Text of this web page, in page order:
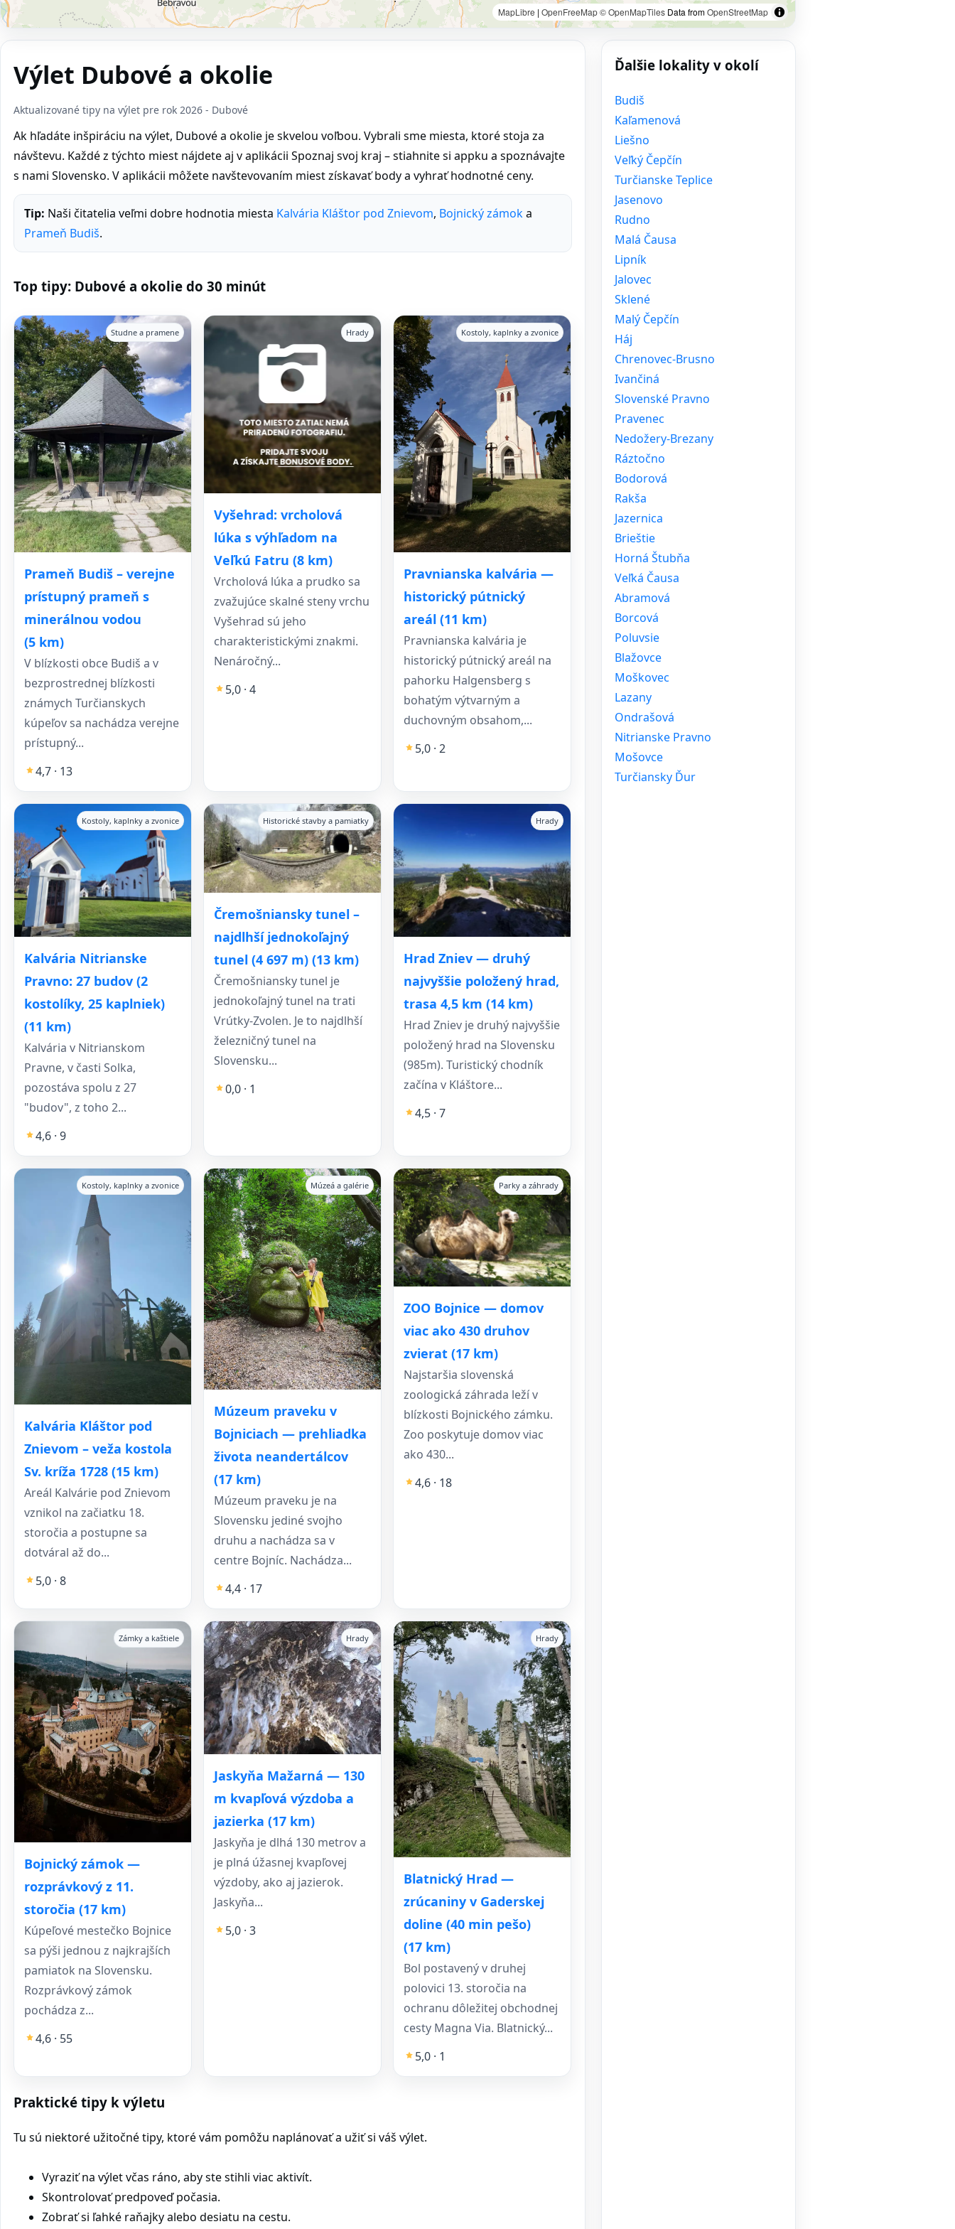
MapLibre | OpenFreeMap© OpenMapTiles Data fromOpenStreetMap
Výlet Dubové a okolie
Aktualizované tipy na výlet pre rok 2026 - Dubové
Ak hľadáte inšpiráciu na výlet, Dubové a okolie je skvelou voľbou. Vybrali sme miesta, ktoré stoja za
návštevu. Každé z týchto miest nájdete aj v aplikácii Spoznaj svoj kraj – stiahnite si appku a spoznávajte
s nami Slovensko. V aplikácii môžete navštevovaním miest získavať body a vyhrať hodnotné ceny.
Tip: Naši čitatelia veľmi dobre hodnotia miesta Kalvária Kláštor pod Znievom, Bojnický zámoka
Prameň Budiš.
Top tipy: Dubové a okolie do 30 minút
Prameň Budiš – verejne
prístupný prameň s
minerálnou vodou
(5 km)
Studne a pramene
V blízkosti obce Budiš a v
bezprostrednej blízkosti
známych Turčianskych
kúpeľov sa nachádza verejne
prístupný...
4,7 · 13
Vyšehrad: vrcholová
lúka s výhľadom na
Veľkú Fatru (8 km)
Hrady
Vrcholová lúka a prudko sa
zvažujúce skalné steny vrchu
Vyšehrad sú jeho
charakteristickými znakmi.
Nenáročný...
5,0 · 4
Pravnianska kalvária —
historický pútnický
areál (11 km)
Kostoly, kaplnky a zvonice
Pravnianska kalvária je
historický pútnický areál na
pahorku Halgensberg s
bohatým výtvarným a
duchovným obsahom,...
5,0 · 2
Kalvária Nitrianske
Pravno: 27 budov (2
kostolíky, 25 kaplniek)
(11 km)
Kostoly, kaplnky a zvonice
Kalvária v Nitrianskom
Pravne, v časti Solka,
pozostáva spolu z 27
"budov", z toho 2...
4,6 · 9
Čremošniansky tunel –
najdlhší jednokoľajný
tunel (4 697 m) (13 km)
Historické stavby a pamiatky
Čremošniansky tunel je
jednokoľajný tunel na trati
Vrútky-Zvolen. Je to najdlhší
železničný tunel na
Slovensku...
0,0 · 1
Hrad Zniev — druhý
najvyššie položený hrad,
trasa 4,5 km (14 km)
Hrady
Hrad Zniev je druhý najvyššie
položený hrad na Slovensku
(985m). Turistický chodník
začína v Kláštore...
4,5 · 7
Kalvária Kláštor pod
Znievom – veža kostola
Sv. kríža 1728 (15 km)
Kostoly, kaplnky a zvonice
Areál Kalvárie pod Znievom
vznikol na začiatku 18.
storočia a postupne sa
dotváral až do...
5,0 · 8
Múzeum praveku v
Bojniciach — prehliadka
života neandertálcov
(17 km)
Múzeá a galérie
Múzeum praveku je na
Slovensku jediné svojho
druhu a nachádza sa v
centre Bojníc. Nachádza...
4,4 · 17
ZOO Bojnice — domov
viac ako 430 druhov
zvierat (17 km)
Parky a záhrady
Najstaršia slovenská
zoologická záhrada leží v
blízkosti Bojnického zámku.
Zoo poskytuje domov viac
ako 430...
4,6 · 18
Bojnický zámok —
rozprávkový z 11.
storočia (17 km)
Zámky a kaštiele
Kúpeľové mestečko Bojnice
sa pýši jednou z najkrajších
pamiatok na Slovensku.
Rozprávkový zámok
pochádza z...
4,6 · 55
Jaskyňa Mažarná — 130
m kvapľová výzdoba a
jazierka (17 km)
Hrady
Jaskyňa je dlhá 130 metrov a
je plná úžasnej kvapľovej
výzdoby, ako aj jazierok.
Jaskyňa...
5,0 · 3
Blatnický Hrad —
zrúcaniny v Gaderskej
doline (40 min pešo)
(17 km)
Hrady
Bol postavený v druhej
polovici 13. storočia na
ochranu dôležitej obchodnej
cesty Magna Via. Blatnický...
5,0 · 1
Praktické tipy k výletu
Tu sú niektoré užitočné tipy, ktoré vám pomôžu naplánovať a užiť si váš výlet.
Vyraziť na výlet včas ráno, aby ste stihli viac aktivít.
Skontrolovať predpoveď počasia.
Zobrať si ľahké raňajky alebo desiatu na cestu.
Ďalšie lokality v okolí
Budiš
Kaľamenová
Liešno
Veľký Čepčín
Turčianske Teplice
Jasenovo
Rudno
Malá Čausa
Lipník
Jalovec
Sklené
Malý Čepčín
Háj
Chrenovec-Brusno
Ivančiná
Slovenské Pravno
Pravenec
Nedožery-Brezany
Ráztočno
Bodorová
Rakša
Jazernica
Brieštie
Horná Štubňa
Veľká Čausa
Abramová
Borcová
Poluvsie
Blažovce
Moškovec
Lazany
Ondrašová
Nitrianske Pravno
Mošovce
Turčiansky Ďur